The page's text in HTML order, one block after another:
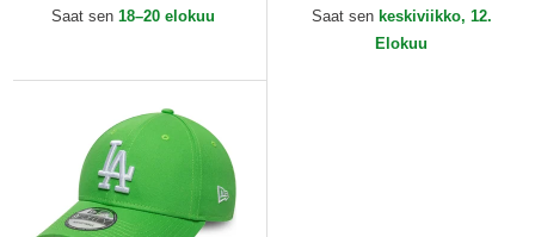
Saat sen 18–20 elokuu
Angeles Dodgers MLB New
Saat sen keskiviikko, 12.
Elokuu